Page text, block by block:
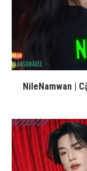
NileNamwan |